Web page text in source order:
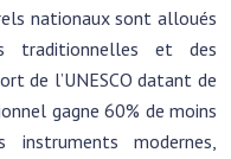
nationaux sont alloués
traditionnelles et des
de l’UNESCO datant de
gagne 60% de moins
instruments modernes,